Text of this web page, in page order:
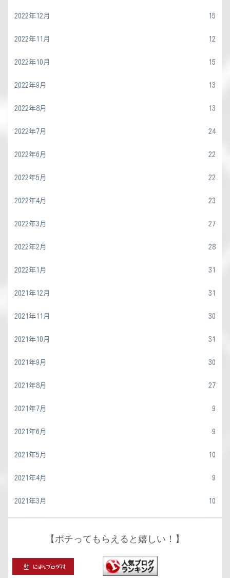
2022年12月 15
2022年11月 12
2022年10月 15
2022年9月 13
2022年8月 13
2022年7月 24
2022年6月 22
2022年5月 22
2022年4月 23
2022年3月 27
2022年2月 28
2022年1月 31
2021年12月 31
2021年11月 30
2021年10月 31
2021年9月 30
2021年8月 27
2021年7月 9
2021年6月 9
2021年5月 10
2021年4月 9
2021年3月 10
【ポチってもらえると嬉しい！】